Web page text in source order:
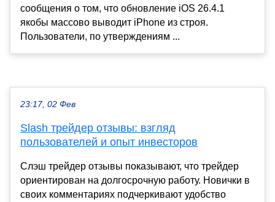
сообщения о том, что обновление iOS 26.4.1
якобы массово выводит iPhone из строя.
Пользователи, по утверждениям ...
23:17, 02 Фев
Slash трейдер отзывы: взгляд
пользователей и опыт инвесторов
Слэш трейдер отзывы показывают, что трейдер
ориентирован на долгосрочную работу. Новички в
своих комментариях подчеркивают удобство